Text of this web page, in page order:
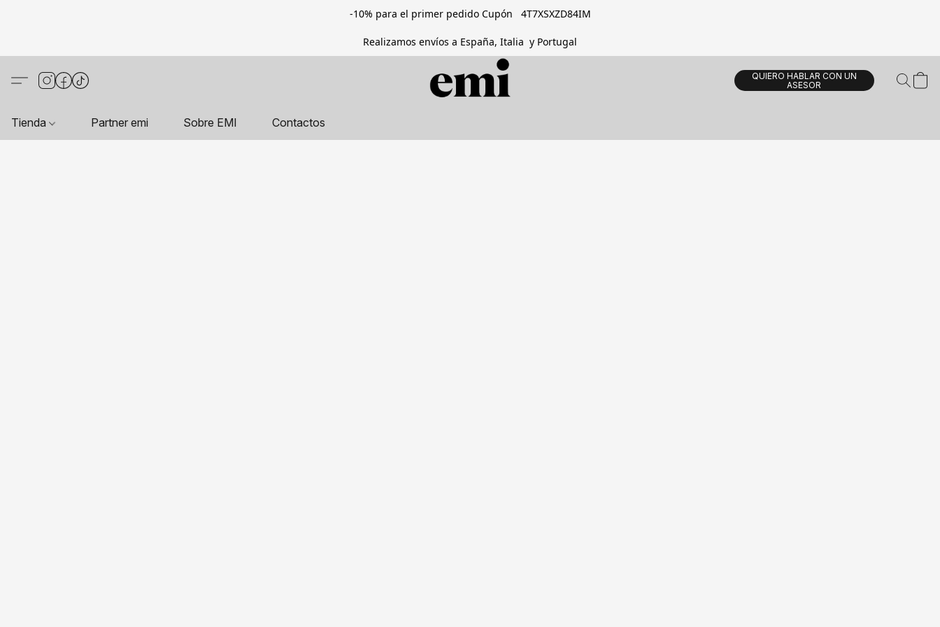
-10% para el primer pedido Cupón 4T7XSXZD84IM
Realizamos envíos a España, Italia y Portugal
QUIERO HABLAR CON UN
ASESOR
Tienda Partner emi Sobre EMI Contactos